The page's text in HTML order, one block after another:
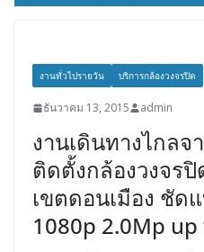
งานทั่วไปรายวัน บริการกล้องวงจรปิด
ธันวาคม 13, 2015 admin
งานเดินทางไกลจ
ติดตั้งกล้องวงจรปิ
เขตดอนเมือง ชัด
1080p 2.0Mp